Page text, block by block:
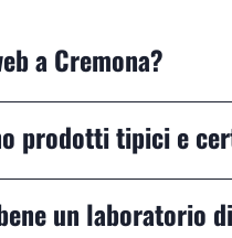
a Cremona?
prodotti tipici e
un laboratorio